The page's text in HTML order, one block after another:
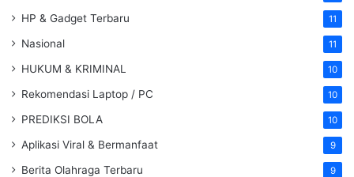
HP & Gadget Terbaru 11
Nasional 11
HUKUM & KRIMINAL 10
Rekomendasi Laptop / PC 10
PREDIKSI BOLA 10
Aplikasi Viral & Bermanfaat 9
Berita Olahraga Terbaru 9